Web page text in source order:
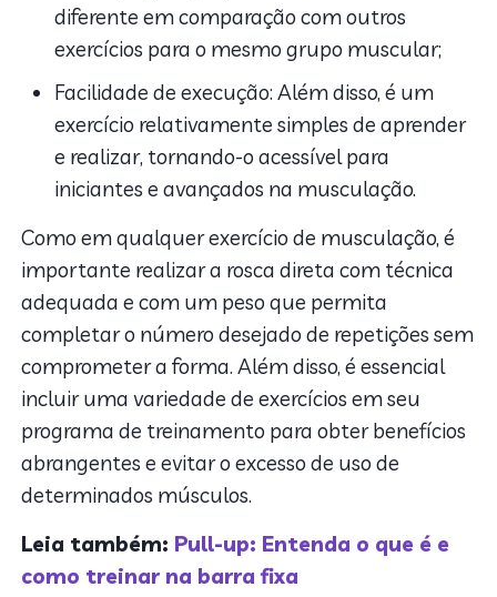
diferente em comparação com outros
exercícios para o mesmo grupo muscular;
Facilidade de execução: Além disso, é um
exercício relativamente simples de aprender
e realizar, tornando-o acessível para
iniciantes e avançados na musculação.
Como em qualquer exercício de musculação, é
importante realizar a rosca direta com técnica
adequada e com um peso que permita
completar o número desejado de repetições sem
comprometer a forma. Além disso, é essencial
incluir uma variedade de exercícios em seu
programa de treinamento para obter benefícios
abrangentes e evitar o excesso de uso de
determinados músculos.
Leia também: Pull-up: Entenda o que é e
como treinar na barra fixa